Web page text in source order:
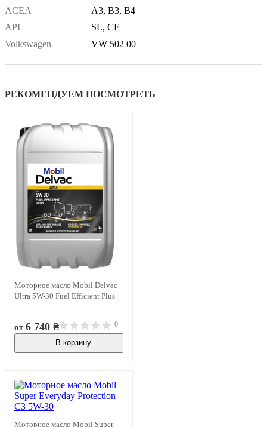
ACEA
A3, B3, B4
API
SL, CF
Volkswagen
VW 502 00
РЕКОМЕНДУЕМ ПОСМОТРЕТЬ
Моторное масло Mobil Delvac
Ultra 5W-30 Fuel Efficient Plus
от6 740 ₴ 0
В корзину
Моторное масло Mobil Super